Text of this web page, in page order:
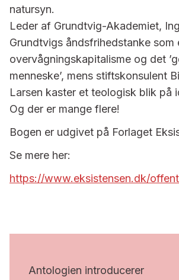
natursyn.
Leder af Grundtvig-Akademiet,
Grundtvigs åndsfrihedstanke som
overvågningskapitalisme og det
menneske’, mens stiftskonsulent
Larsen kaster et teologisk blik på
Og der er mange flere!
Bogen er udgivet på Forlaget
Se mere her:
https://www.eksistensen.dk/
Antologien introducerer